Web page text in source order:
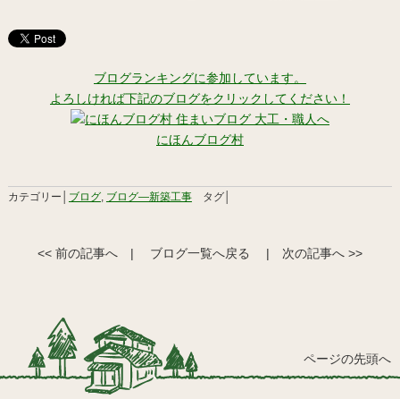
ブログランキングに参加しています。
よろしければ下記のブログをクリックしてください！
にほんブログ村
カテゴリー│ ブログ, ブログ―新築工事タグ│
<< 前の記事へ | ブログ一覧へ戻る | 次の記事へ >>
ページの先頭へ